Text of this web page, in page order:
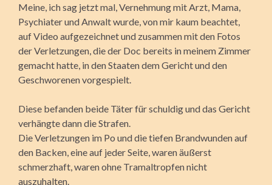
Meine, ich sag jetzt mal, Vernehmung mit Arzt, Mama,
Psychiater und Anwalt wurde, von mir kaum beachtet,
auf Video aufgezeichnet und zusammen mit den Fotos
der Verletzungen, die der Doc bereits in meinem Zimmer
gemacht hatte, in den Staaten dem Gericht und den
Geschworenen vorgespielt.
Diese befanden beide Täter für schuldig und das Gericht
verhängte dann die Strafen.
Die Verletzungen im Po und die tiefen Brandwunden auf
den Backen, eine auf jeder Seite, waren äußerst
schmerzhaft, waren ohne Tramaltropfen nicht
auszuhalten.